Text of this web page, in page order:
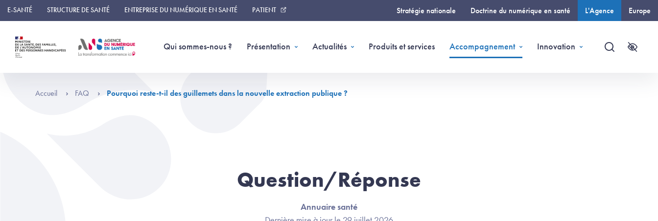
Panneau de gestion des cookies
E-SANTÉ STRUCTURE DE SANTÉ ENTREPRISE DU NUMÉRIQUE EN SANTÉ PATIENT Stratégie nationale Doctrine du numérique en santé L'Agence Europe
Qui sommes-nous ? Présentation Actualités Produits et services Accompagnement Innovation
Recherche
Accueil FAQ Pourquoi reste-t-il des guillemets dans la nouvelle extraction publique ?
Question/Réponse
Annuaire santé